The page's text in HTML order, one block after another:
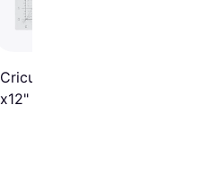
Cricut Self Healing Mat 12
x12"